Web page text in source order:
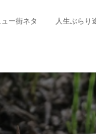
ー街ネタ 人生ぶらり